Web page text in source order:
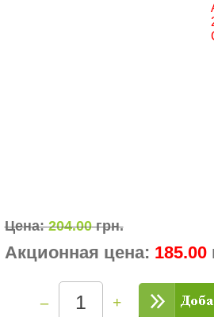
Цена:204.00грн.
Акционная цена: 185.00
– +